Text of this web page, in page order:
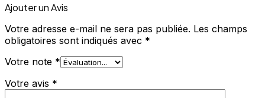
Ajouter un Avis
Votre adresse e-mail ne sera pas publiée. Les champs
obligatoires sont indiqués avec *
Votre note *
Votre avis *